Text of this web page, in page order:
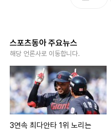
스포츠동아 주요뉴스
해당 언론사로 이동합니다.
3연속 최다안타 1위 노리는